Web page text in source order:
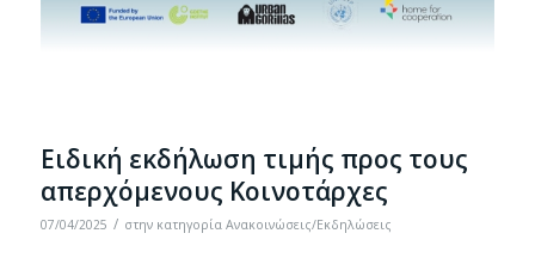
Eιδική εκδήλωση τιμής προς τους
απερχόμενους Κοινοτάρχες
07/04/2025 / στην κατηγορία Ανακοινώσεις/Εκδηλώσεις